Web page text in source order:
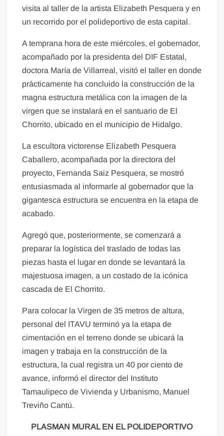
visita al taller de la artista Elizabeth Pesquera y en
un recorrido por el polideportivo de esta capital.
A temprana hora de este miércoles, el gobernador,
acompañado por la presidenta del DIF Estatal,
doctora María de Villarreal, visitó el taller en donde
prácticamente ha concluido la construcción de la
magna estructura metálica con la imagen de la
virgen que se instalará en el santuario de El
Chorrito, ubicado en el municipio de Hidalgo.
La escultora victorense Elizabeth Pesquera
Caballero, acompañada por la directora del
proyecto, Fernanda Saiz Pesquera, se mostró
entusiasmada al informarle al gobernador que la
gigantesca estructura se encuentra en la etapa de
acabado.
Agregó que, posteriormente, se comenzará a
preparar la logística del traslado de todas las
piezas hasta el lugar en donde se levantará la
majestuosa imagen, a un costado de la icónica
cascada de El Chorrito.
Para colocar la Virgen de 35 metros de altura,
personal del ITAVU terminó ya la etapa de
cimentación en el terreno donde se ubicará la
imagen y trabaja en la construcción de la
estructura, la cual registra un 40 por ciento de
avance, informó el director del Instituto
Tamaulipeco de Vivienda y Urbanismo, Manuel
Treviño Cantú.
PLASMAN MURAL EN EL POLIDEPORTIVO